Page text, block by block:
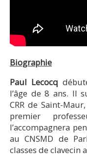
Biographie
Paul Lecocq
l’âge de 8 ans. Il
CRR de Saint-
premier
l’accompagnera
au CNSMD de
classes de clavecin